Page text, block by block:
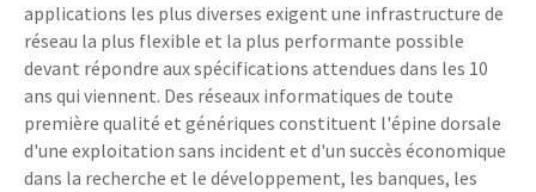
applications les plus diverses exigent une infrastructure de
réseau la plus flexible et la plus performante possible
devant répondre aux spécifications attendues dans les 10
ans qui viennent. Des réseaux informatiques de toute
première qualité et génériques constituent l'épine dorsale
d'une exploitation sans incident et d'un succès économique
dans la recherche et le développement, les banques, les